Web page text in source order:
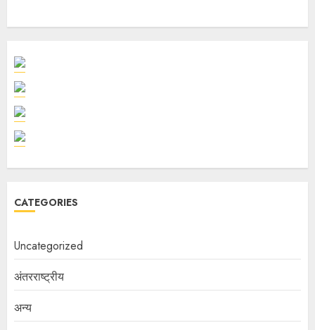
CATEGORIES
Uncategorized
अंतरराष्ट्रीय
अन्य